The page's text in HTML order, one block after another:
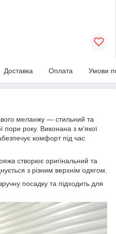
Доставка Оплата Умови
меланжу — стильний та
пори року. Виконана з м’якої
комфорт під час
створює оригінальний та
з різним верхнім одягом.
посадку та підходить для